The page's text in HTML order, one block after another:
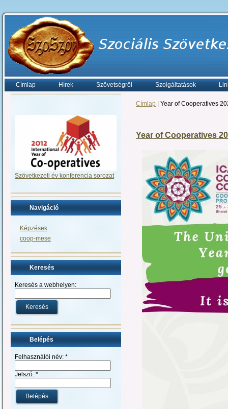
Címlap Hírek Szövetségről Szolgáltatások
Szövetkezeti év konferencia sorozat
Navigáció
Képzések
coop-mese
Keresés
Keresés a webhelyen:
Belépés
Felhasználói név: *
Jelszó: *
Címlap | Year of Cooperatives
Year of Cooperatives